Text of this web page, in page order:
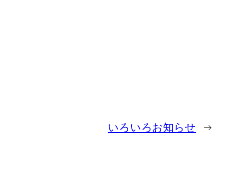
いろいろお知らせ →